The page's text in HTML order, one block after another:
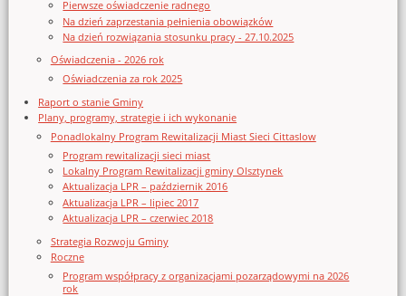
Pierwsze oświadczenie radnego
Na dzień zaprzestania pełnienia obowiązków
Na dzień rozwiązania stosunku pracy - 27.10.2025
Oświadczenia - 2026 rok
Oświadczenia za rok 2025
Raport o stanie Gminy
Plany, programy, strategie i ich wykonanie
Ponadlokalny Program Rewitalizacji Miast Sieci Cittaslow
Program rewitalizacji sieci miast
Lokalny Program Rewitalizacji gminy Olsztynek
Aktualizacja LPR – październik 2016
Aktualizacja LPR – lipiec 2017
Aktualizacja LPR – czerwiec 2018
Strategia Rozwoju Gminy
Roczne
Program współpracy z organizacjami pozarządowymi na 2026
rok